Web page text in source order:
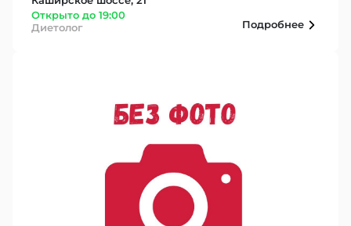
Открыто до 19:00
Диетолог
Подробнее